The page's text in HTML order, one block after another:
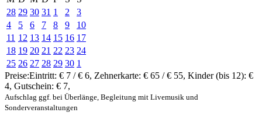
28 29 30 31 1 2
3
4
5 6 7 8 9
10
11 12 13 14 15 16 17
18 19 20 21 22 23 24
25 26 27 28 29 30 1
Preise:Eintritt: € 7 / € 6, Zehnerkarte: € 65 / € 55, Kinder (bis 12): €
4, Gutschein: € 7,
Aufschlag ggf. bei Überlänge, Begleitung mit Livemusik und
Sonderveranstaltungen